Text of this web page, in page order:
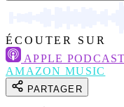
ÉCOUTER SUR
APPLE
AMAZON MUSIC
PARTAGER